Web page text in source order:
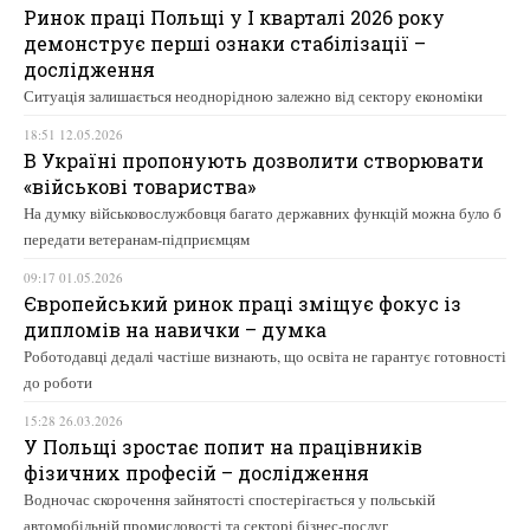
Ринок праці Польщі у І кварталі 2026 року
демонструє перші ознаки стабілізації –
дослідження
Ситуація залишається неоднорідною залежно від сектору економіки
18:51 12.05.2026
В Україні пропонують дозволити створювати
«військові товариства»
На думку військовослужбовця багато державних функцій можна було б
передати ветеранам-підприємцям
09:17 01.05.2026
Європейський ринок праці зміщує фокус із
дипломів на навички – думка
Роботодавці дедалі частіше визнають, що освіта не гарантує готовності
до роботи
15:28 26.03.2026
У Польщі зростає попит на працівників
фізичних професій – дослідження
Водночас скорочення зайнятості спостерігається у польській
автомобільній промисловості та секторі бізнес-послуг